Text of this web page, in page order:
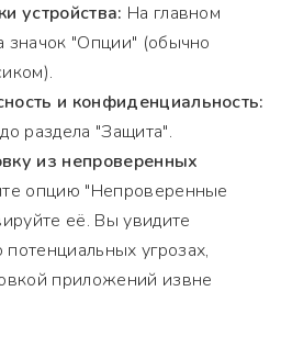
устройства: На главном
значок "Опции" (обычно
и конфиденциальность:
раздела "Защита".
из непроверенных
опцию "Непроверенные
её. Вы увидите
угрозах,
приложений извне